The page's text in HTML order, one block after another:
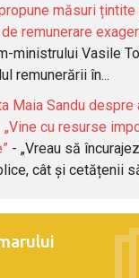
măsuri
remunerare
ministrului Vasile
remunerării în...
Maia Sandu despre
„Vine cu resurse
- „Vreau să
cât și cetățenii